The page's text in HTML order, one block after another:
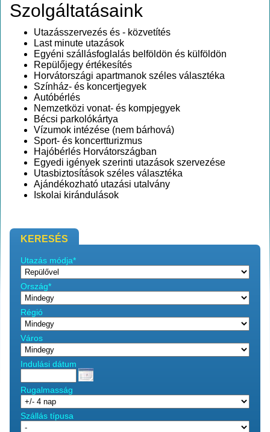
Szolgáltatásaink
Utazásszervezés és - közvetítés
Last minute utazások
Egyéni szállásfoglalás belföldön és külföldön
Repülőjegy értékesítés
Horvátországi apartmanok széles választéka
Színház- és koncertjegyek
Autóbérlés
Nemzetközi vonat- és kompjegyek
Bécsi parkolókártya
Vízumok intézése (nem bárhová)
Sport- és koncertturizmus
Hajóbérlés Horvátországban
Egyedi igények szerinti utazások szervezése
Utasbiztosítások széles választéka
Ajándékozható utazási utalvány
Iskolai kirándulások
KERESÉS
Utazás módja*
Ország*
Régió
Város
Indulási dátum
Rugalmasság
Szállás típusa